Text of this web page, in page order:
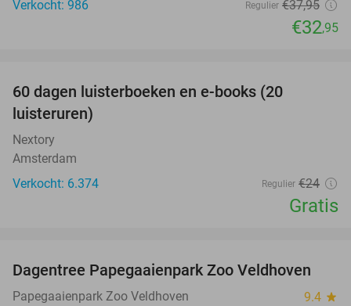
Verkocht: 986
Regulier €37,95
€32,95
60 dagen luisterboeken en e-books (20
luisteruren)
Nextory
Amsterdam
Verkocht: 6.374
Regulier €24
Gratis
26%
Dagentree Papegaaienpark Zoo Veldhoven
Papegaaienpark Zoo Veldhoven 9.4 star